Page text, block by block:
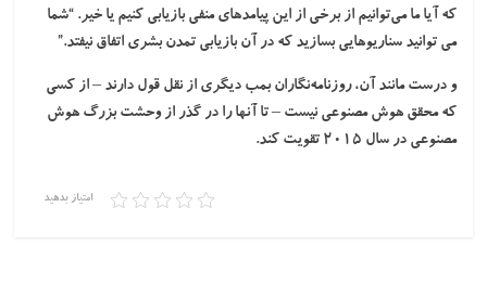
که آیا ما می‌توانیم از برخی از این پیامدهای منفی بازیابی کنیم یا خیر. “شما
می توانید سناریوهایی بسازید که در آن بازیابی تمدن بشری اتفاق نیفتد.”
و درست مانند آن، روزنامه‌نگاران بمب دیگری از نقل قول دارند – از کسی
که محقق هوش مصنوعی نیست – تا آنها را در گذر از وحشت بزرگ هوش
مصنوعی در سال ۲۰۱۵ تقویت کند.
امتیاز بدهید